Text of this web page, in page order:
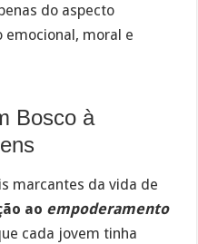
do aspecto
moral e
Bosco à
marcantes da vida de
ao empoderamento
cada jovem tinha